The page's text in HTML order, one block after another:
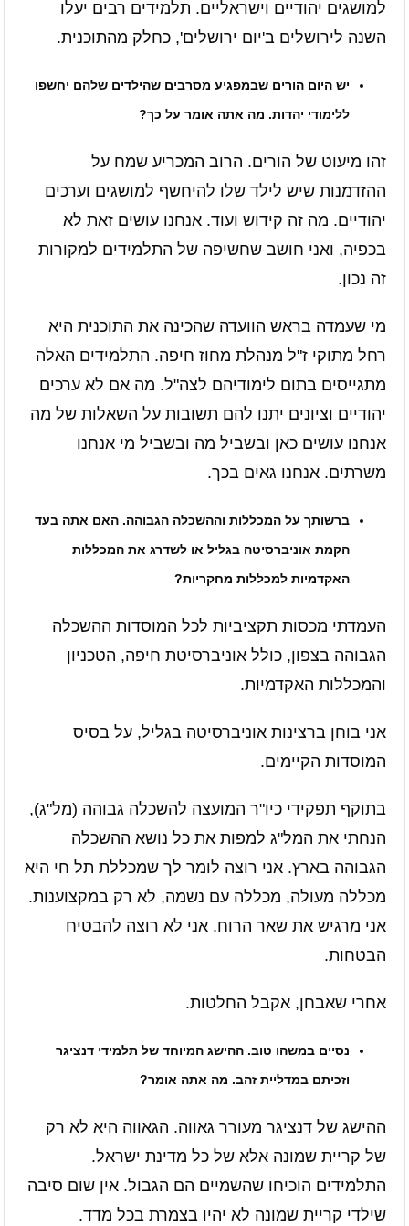
למושגים יהודיים וישראליים. תלמידים רבים יעלו
השנה לירושלים ב'יום ירושלים', כחלק מהתוכנית.
יש היום הורים שבמפגיע מסרבים שהילדים שלהם יחשפו
ללימודי יהדות. מה אתה אומר על כך?
זהו מיעוט של הורים. הרוב המכריע שמח על
ההזדמנות שיש לילד שלו להיחשף למושגים וערכים
יהודיים. מה זה קידוש ועוד. אנחנו עושים זאת לא
בכפיה, ואני חושב שחשיפה של התלמידים למקורות
זה נכון.
מי שעמדה בראש הוועדה שהכינה את התוכנית היא
רחל מתוקי ז"ל מנהלת מחוז חיפה. התלמידים האלה
מתגייסים בתום לימודיהם לצה"ל. מה אם לא ערכים
יהודיים וציונים יתנו להם תשובות על השאלות של מה
אנחנו עושים כאן ובשביל מה ובשביל מי אנחנו
משרתים. אנחנו גאים בכך.
ברשותך על המכללות וההשכלה הגבוהה. האם אתה בעד
הקמת אוניברסיטה בגליל או לשדרג את המכללות
האקדמיות למכללות מחקריות?
העמדתי מכסות תקציביות לכל המוסדות ההשכלה
הגבוהה בצפון, כולל אוניברסיטת חיפה, הטכניון
והמכללות האקדמיות.
אני בוחן ברצינות אוניברסיטה בגליל, על בסיס
המוסדות הקיימים.
בתוקף תפקידי כיו"ר המועצה להשכלה גבוהה (מל"ג),
הנחתי את המל"ג למפות את כל נושא ההשכלה
הגבוהה בארץ. אני רוצה לומר לך שמכללת תל חי היא
מכללה מעולה, מכללה עם נשמה, לא רק במקצוענות.
אני מרגיש את שאר הרוח. אני לא רוצה להבטיח
הבטחות.
אחרי שאבחן, אקבל החלטות.
נסיים במשהו טוב. ההישג המיוחד של תלמידי דנציגר
וזכיתם במדליית זהב. מה אתה אומר?
ההישג של דנציגר מעורר גאווה. הגאווה היא לא רק
של קריית שמונה אלא של כל מדינת ישראל.
התלמידים הוכיחו שהשמיים הם הגבול. אין שום סיבה
שילדי קריית שמונה לא יהיו בצמרת בכל מדד.